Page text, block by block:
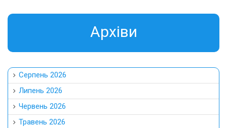
Aрхіви
Серпень 2026
Липень 2026
Червень 2026
Травень 2026